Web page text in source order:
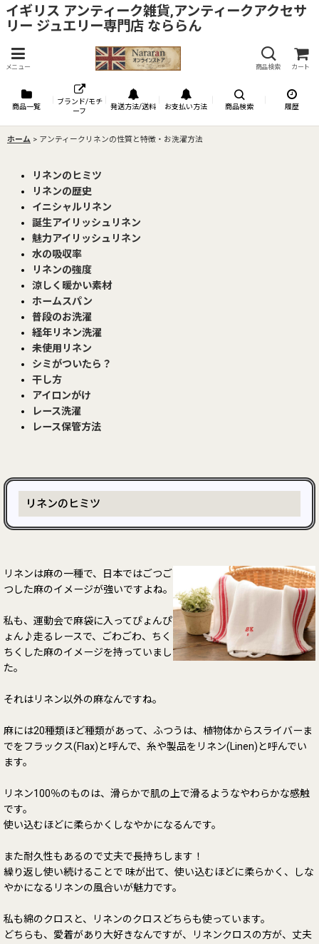
イギリス アンティーク雑貨,アンティークアクセサ
リー ジュエリー専門店 なららん
メニュー 商品検索 カート
商品一覧
ブランド/モチ
ーフ
発送方法/送料 お支払い方法 商品検索 履歴
ホーム > アンティークリネンの性質と特徴・お洗濯方法
リネンのヒミツ
リネンの歴史
イニシャルリネン
誕生アイリッシュリネン
魅力アイリッシュリネン
水の吸収率
リネンの強度
涼しく暖かい素材
ホームスパン
普段のお洗濯
経年リネン洗濯
未使用リネン
シミがついたら？
干し方
アイロンがけ
レース洗濯
レース保管方法
リネンのヒミツ
リネンは麻の一種で、日本ではごつご
つした麻のイメージが強いですよね。
私も、運動会で麻袋に入ってぴょんぴ
ょん♪走るレースで、ごわごわ、ちく
ちくした麻のイメージを持っていまし
た。
それはリネン以外の麻なんですね。
麻には20種類ほど種類があって、ふつうは、植物体からスライバーま
でをフラックス(Flax)と呼んで、糸や製品をリネン(Linen)と呼んでい
ます。
リネン100％のものは、滑らかで肌の上で滑るようなやわらかな感触
です。
使い込むほどに柔らかくしなやかになるんです。
また耐久性もあるので丈夫で長持ちします！
繰り返し使い続けることで 味が出て、使い込むほどに柔らかく、しな
やかになるリネンの風合いが魅力です。
私も綿のクロスと、リネンのクロスどちらも使っています。
どちらも、愛着があり大好きなんですが、リネンクロスの方が、丈夫